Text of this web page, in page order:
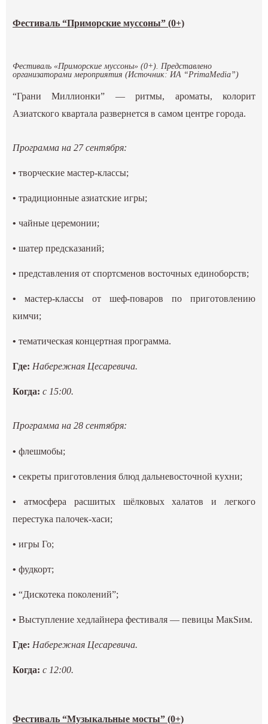
Фестиваль “Приморские муссоны” (0+)
Фестиваль «Приморские муссоны» (0+). Представлено
организаторами мероприятия (Источник: ИА “PrimaMedia”)
“Грани Миллионки” — ритмы, ароматы, колорит
Азиатского квартала развернется в самом центре города.
Программа на 27 сентября:
•творческие мастер-классы;
•традиционные азиатские игры;
•чайные церемонии;
•шатер предсказаний;
•представления от спортсменов восточных единоборств;
•мастер-классы от шеф-поваров по приготовлению
кимчи;
•тематическая концертная программа.
Где: Набережная Цесаревича.
Когда: с 15:00.
Программа на 28 сентября:
•флешмобы;
•секреты приготовления блюд дальневосточной кухни;
• атмосфера расшитых шёлковых халатов и легкого
перестука палочек-хаси;
•игры Го;
•фудкорт;
•“Дискотека поколений”;
•Выступление хедлайнера фестиваля — певицы МакSим.
Где: Набережная Цесаревича.
Когда: с 12:00.
Фестиваль “Музыкальные мосты” (0+)